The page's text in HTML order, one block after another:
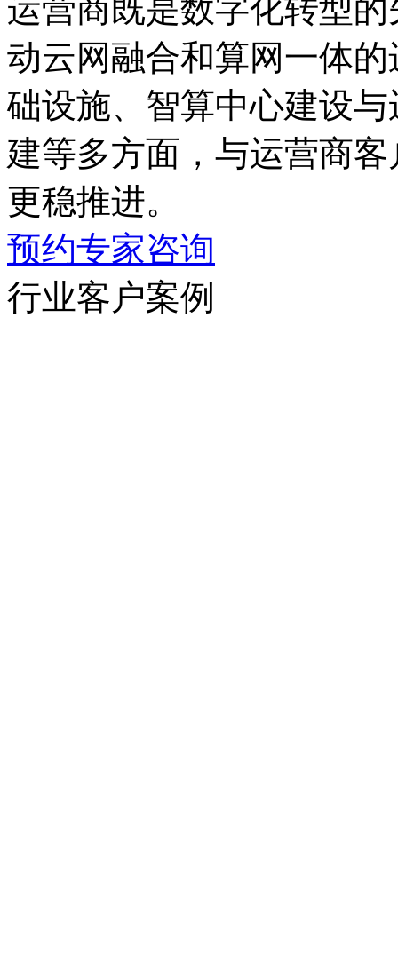
运营商既是数字化转型的
动云网融合和算网一体的
础设施、智算中心建设
建等多方面，与运营商客
更稳推进。
预约专家咨询
行业客户案例